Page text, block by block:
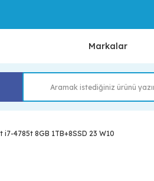
Markalar